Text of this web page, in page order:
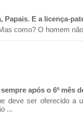
Papais. E a licença-
como? O homem
após o 6º mês
deve ser oferecido a
...